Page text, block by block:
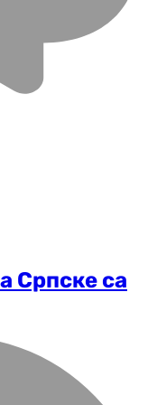
Српске са